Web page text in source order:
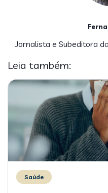
Jornalista e Subeditora
Leia também:
Saúde